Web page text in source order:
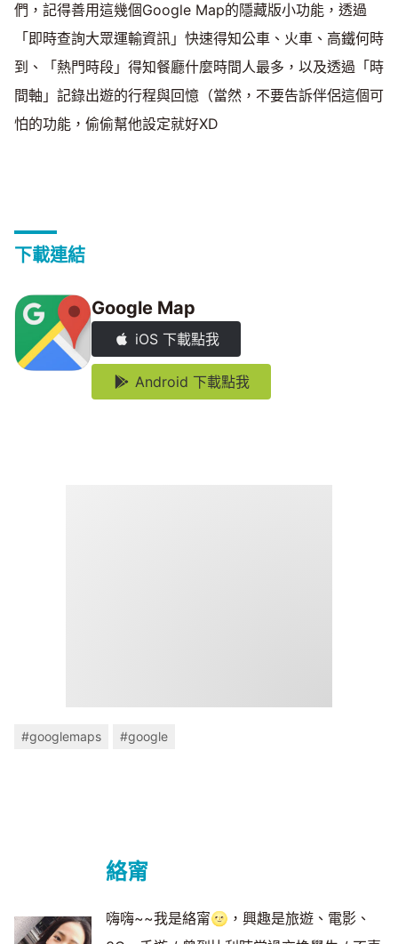
們，記得善用這幾個Google Map的隱藏版小功能，透過
「即時查詢大眾運輸資訊」快速得知公車、火車、高鐵何時
到、「熱門時段」得知餐廳什麼時間人最多，以及透過「時
間軸」記錄出遊的行程與回憶（當然，不要告訴伴侶這個可
怕的功能，偷偷幫他設定就好XD
下載連結
Google Map
iOS 下載點我
Android 下載點我
#googlemaps #google
絡甯
嗨嗨~~我是絡甯🌝，興趣是旅遊、電影、